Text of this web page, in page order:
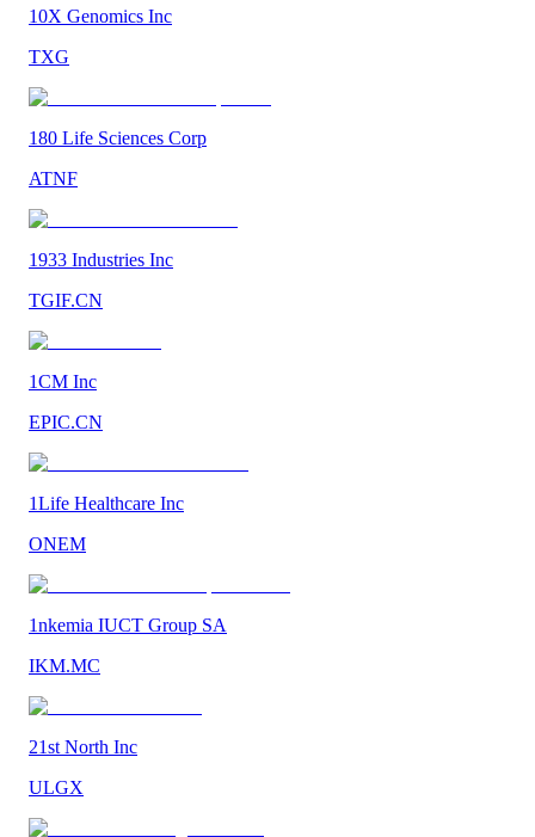
10X Genomics Inc
TXG
180 Life Sciences Corp
ATNF
1933 Industries Inc
TGIF.CN
1CM Inc
EPIC.CN
1Life Healthcare Inc
ONEM
1nkemia IUCT Group SA
IKM.MC
21st North Inc
ULGX